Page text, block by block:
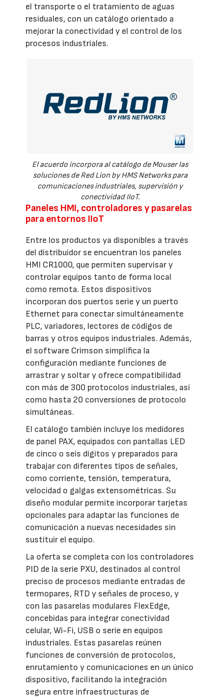
el transporte o el tratamiento de aguas
residuales, con un catálogo orientado a
mejorar la conectividad y el control de los
procesos industriales.
El acuerdo incorpora al catálogo de Mouser las
soluciones de Red Lion by HMS Networks para
comunicaciones industriales, supervisión y
conectividad IIoT.
Paneles HMI, controladores y pasarelas
para entornos IIoT
Entre los productos ya disponibles a través
del distribuidor se encuentran los paneles
HMI CR1000, que permiten supervisar y
controlar equipos tanto de forma local
como remota. Estos dispositivos
incorporan dos puertos serie y un puerto
Ethernet para conectar simultáneamente
PLC, variadores, lectores de códigos de
barras y otros equipos industriales. Además,
el software Crimson simplifica la
configuración mediante funciones de
arrastrar y soltar y ofrece compatibilidad
con más de 300 protocolos industriales, así
como hasta 20 conversiones de protocolo
simultáneas.
El catálogo también incluye los medidores
de panel PAX, equipados con pantallas LED
de cinco o seis dígitos y preparados para
trabajar con diferentes tipos de señales,
como corriente, tensión, temperatura,
velocidad o galgas extensométricas. Su
diseño modular permite incorporar tarjetas
opcionales para adaptar las funciones de
comunicación a nuevas necesidades sin
sustituir el equipo.
La oferta se completa con los controladores
PID de la serie PXU, destinados al control
preciso de procesos mediante entradas de
termopares, RTD y señales de proceso, y
con las pasarelas modulares FlexEdge,
concebidas para integrar conectividad
celular, Wi-Fi, USB o serie en equipos
industriales. Estas pasarelas reúnen
funciones de conversión de protocolos,
enrutamiento y comunicaciones en un único
dispositivo, facilitando la integración
segura entre infraestructuras de